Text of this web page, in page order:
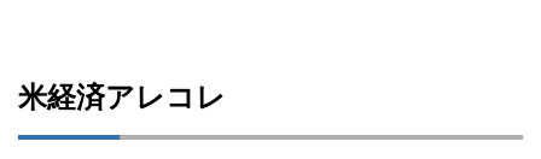
米経済アレコレ